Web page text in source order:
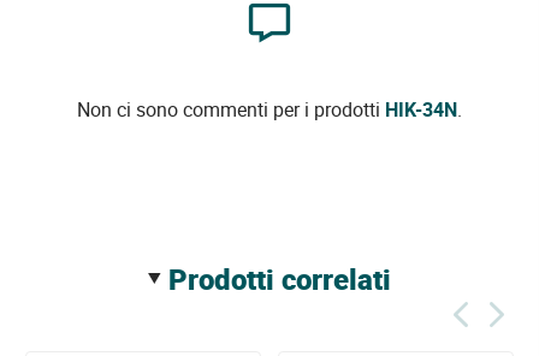
Non ci sono commenti per i prodotti HIK-34N.
prodotti correlati